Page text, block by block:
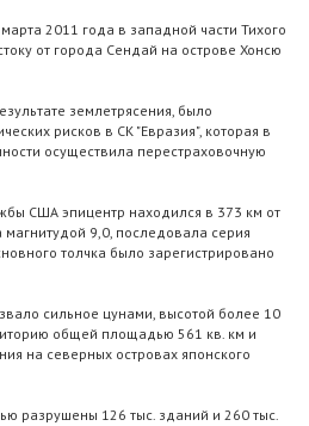
2011 года в западной части Тихого
от города Сендай на острове Хонсю
землетрясения, было
рисков в СК "Евразия", которая в
осуществила перестраховочную
США эпицентр находился в 373 км от
магнитудой 9,0, последовала серия
толчка было зарегистрировано
сильное цунами, высотой более 10
общей площадью 561 кв. км и
на северных островах японского
разрушены 126 тыс. зданий и 260 тыс.